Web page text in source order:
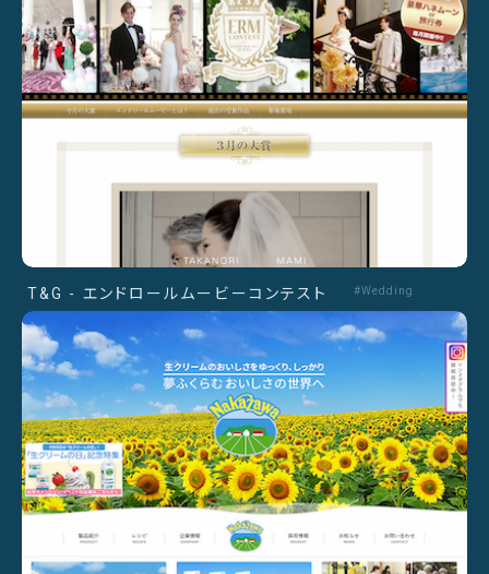
T&G - エンドロールムービーコンテスト #Wedding